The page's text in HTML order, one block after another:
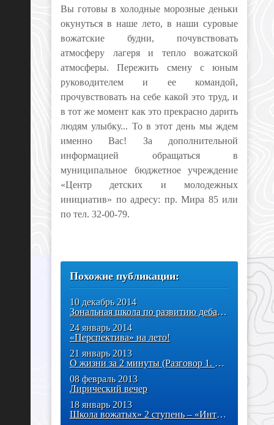
Вы готовы в холодные морозные деньки
окунуться в наше лето, в наши суровые
вожатские будни, почувствовать
атмосферу лагеря и тепло вожатской
атмосферы. Пережить смену с юным
руководителем и ее командой,
прочувствовать на себе какой это труд, и
в тот же момент как это прекрасно дарить
людям улыбку... То в этот день мы ждем
именно Вас! За дополнительной
информацией обращаться в
муниципальное бюджетное учреждение
«Центр детских и молодежных
инициатив» по адресу: пр. Мира 85 или
по тел. 32-00-79.
Похожие публикации:
10 декабрь 2014
Зональная школа по развитию дебат-технологий
24 январь 2014
«Перспектива» на лето!
21 январь 2013
О жизни за 2 минуты (Разговор 1. «О любви»)
08 февраль 2013
Лирический вечер
18 январь 2013
Школа вожатых» 2 ступень – «Интерактивный практикум